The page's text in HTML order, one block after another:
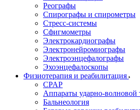
Реографы
Спирографы и спирометры
Стресс-системы
Сфигмометры
Электрокардиографы
Электронейромиографы
Электроэнцефалографы
Эхоэнцефалоскопы
Физиотерапия и реабилитация
CPAP
Аппараты ударно-волновой
Бальнеология